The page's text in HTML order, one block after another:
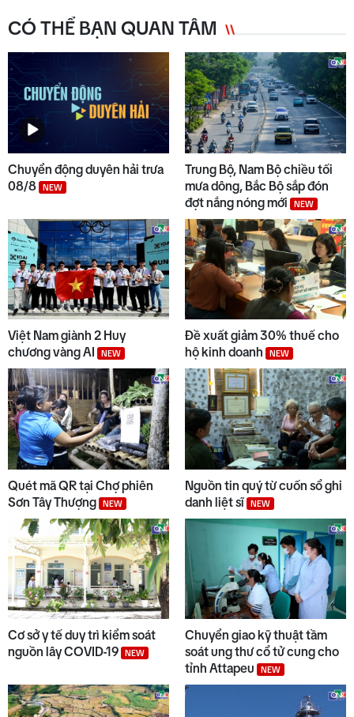
CÓ THỂ BẠN QUAN TÂM
Chuyển động duyên hải trưa
08/8
NEW
Trung Bộ, Nam Bộ chiều tối
mưa dông, Bắc Bộ sắp đón
đợt nắng nóng mới
NEW
Việt Nam giành 2 Huy
chương vàng AI
NEW
Đề xuất giảm 30% thuế cho
hộ kinh doanh
NEW
Quét mã QR tại Chợ phiên
Sơn Tây Thượng
NEW
Nguồn tin quý từ cuốn sổ ghi
danh liệt sĩ
NEW
Cơ sở y tế duy trì kiểm soát
nguồn lây COVID-19
NEW
Chuyển giao kỹ thuật tầm
soát ung thư cổ tử cung cho
tỉnh Attapeu
NEW